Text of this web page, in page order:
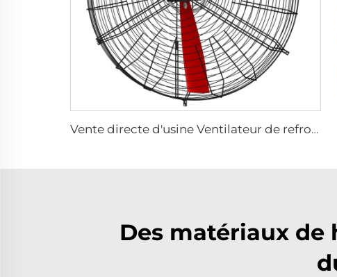
Vente directe d'usine Ventilateur de refroidissement avec pales en nylon et moteur 380V, ventilateur mural de refroidissement pour étables laitières et maisons d'élevage de vaches
Des matériaux